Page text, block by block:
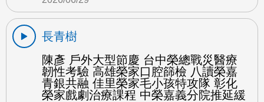
長青樹
陳彥 戶外大型節慶 台中榮總戰災醫療
韌性考驗 高雄榮家口腔篩檢 八讀榮嘉
青銀共融 佳里榮家毛小孩特攻隊 彰化
榮家戲劇治療課程 中榮嘉義分院推延緩